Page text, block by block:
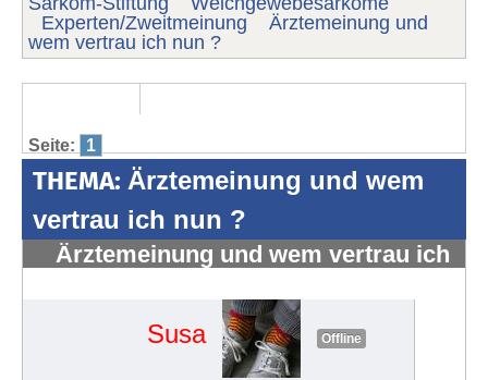
Experten/Zweitmeinung
Ärztemeinung und
wem vertrau ich nun ?
Seite: 1
THEMA: Ärztemeinung und wem
vertrau ich nun ?
Ärztemeinung und wem vertrau ich
Susa Offline